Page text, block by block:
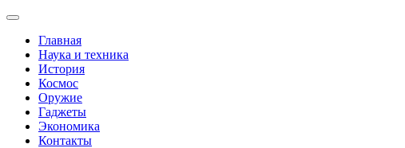
Главная
Наука и техника
История
Космос
Оружие
Гаджеты
Экономика
Контакты